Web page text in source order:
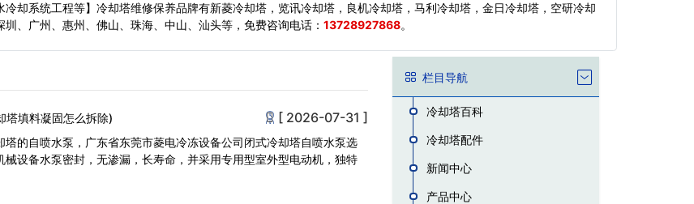
却系统工程等】冷却塔维修保养品牌有新菱冷却塔，览讯冷却塔，良机冷却塔，马利冷却塔，金日冷却塔，空研冷却
、广州、惠州、佛山、珠海、中山、汕头等， 免费咨询电话： 13728927868。
塔填料凝固怎么拆除) [ 2026-07-31 ]
塔的自喷水泵，广东省东莞市菱电冷冻设备公司闭式冷却塔自喷水泵选
械设备水泵密封，无渗漏，长寿命，并采用专用型室外型电动机，独特
栏目导航
冷却塔百科
冷却塔配件
新闻中心
产品中心